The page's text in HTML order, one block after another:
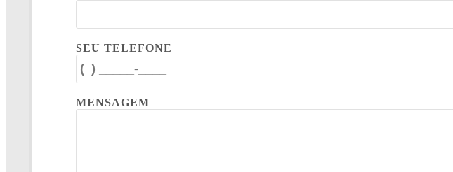
SEU TELEFONE
MENSAGEM